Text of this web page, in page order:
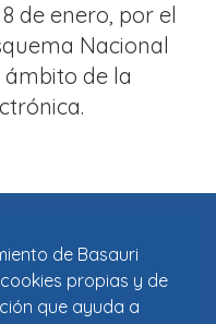
de enero, por el
Nacional
de la
de Basauri
propias y de
que ayuda a